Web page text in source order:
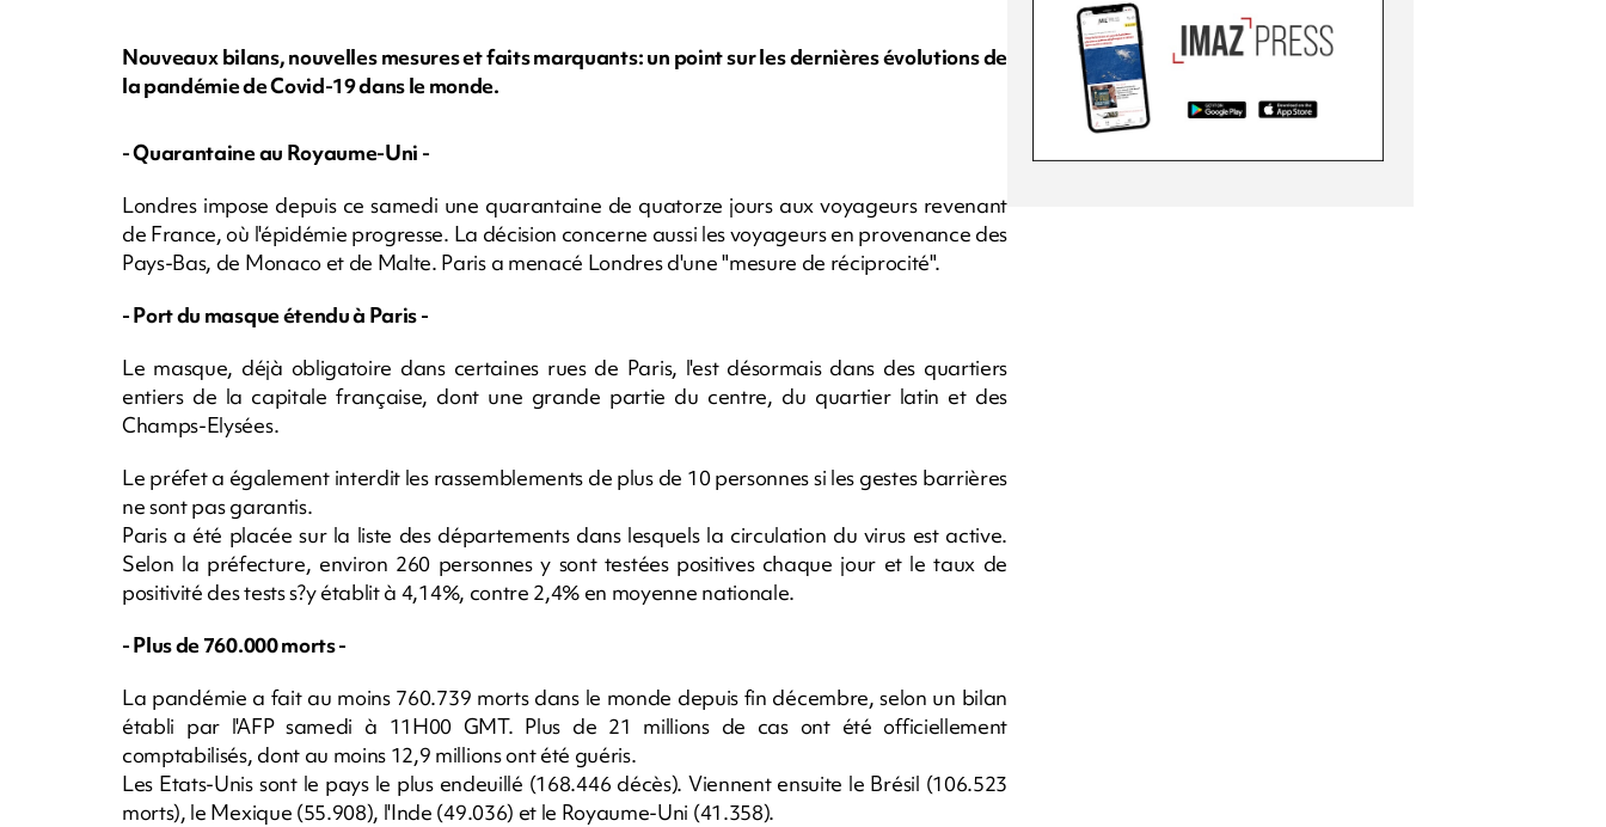
Nouveaux bilans, nouvelles mesures et faits marquants: un point sur les dernières évolutions de
la pandémie de Covid-19 dans le monde.
- Quarantaine au Royaume-Uni -
Londres impose depuis ce samedi une quarantaine de quatorze jours aux voyageurs revenant
de France, où l'épidémie progresse. La décision concerne aussi les voyageurs en provenance des
Pays-Bas, de Monaco et de Malte. Paris a menacé Londres d'une "mesure de réciprocité".
- Port du masque étendu à Paris -
Le masque, déjà obligatoire dans certaines rues de Paris, l'est désormais dans des quartiers
entiers de la capitale française, dont une grande partie du centre, du quartier latin et des
Champs-Elysées.
Le préfet a également interdit les rassemblements de plus de 10 personnes si les gestes barrières
ne sont pas garantis.
Paris a été placée sur la liste des départements dans lesquels la circulation du virus est active.
Selon la préfecture, environ 260 personnes y sont testées positives chaque jour et le taux de
positivité des tests s?y établit à 4,14%, contre 2,4% en moyenne nationale.
- Plus de 760.000 morts -
La pandémie a fait au moins 760.739 morts dans le monde depuis fin décembre, selon un bilan
établi par l'AFP samedi à 11H00 GMT. Plus de 21 millions de cas ont été officiellement
comptabilisés, dont au moins 12,9 millions ont été guéris.
Les Etats-Unis sont le pays le plus endeuillé (168.446 décès). Viennent ensuite le Brésil (106.523
morts), le Mexique (55.908), l'Inde (49.036) et le Royaume-Uni (41.358).